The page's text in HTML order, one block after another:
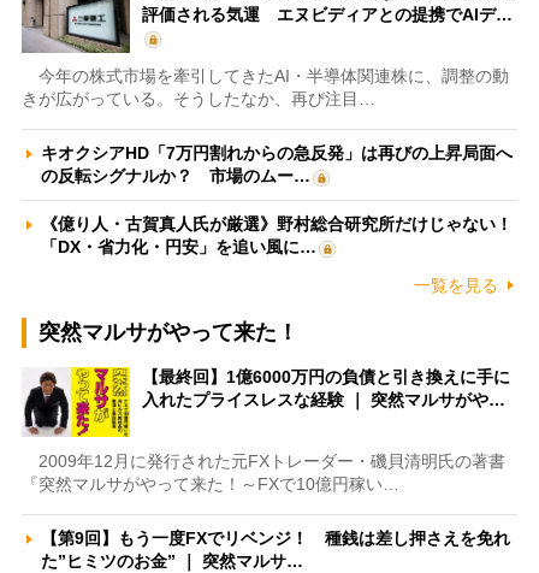
評価される気運 エヌビディアとの提携でAIデ…
今年の株式市場を牽引してきたAI・半導体関連株に、調整の動
きが広がっている。そうしたなか、再び注目…
キオクシアHD「7万円割れからの急反発」は再びの上昇局面へ
の反転シグナルか？ 市場のムー…
《億り人・古賀真人氏が厳選》野村総合研究所だけじゃない！
「DX・省力化・円安」を追い風に…
一覧を見る
突然マルサがやって来た！
【最終回】1億6000万円の負債と引き換えに手に
入れたプライスレスな経験 ｜ 突然マルサがや…
2009年12月に発行された元FXトレーダー・磯貝清明氏の著書
『突然マルサがやって来た！～FXで10億円稼い…
【第9回】もう一度FXでリベンジ！ 種銭は差し押さえを免れ
た”ヒミツのお金” ｜ 突然マルサ…